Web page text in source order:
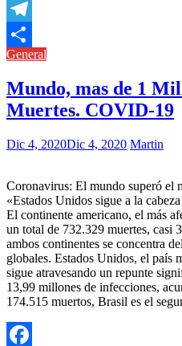
Copy
Link
Telegram
Compartir
General
Mundo, mas de 1
Muertes. COVID-19
Dic 4, 2020Dic 4, 2020 Martin
Coronavirus: El mundo superó el
«Estados Unidos sigue a la
El continente americano, el más
un total de 732.329 muertes, casi
ambos continentes se concentra
globales. Estados Unidos, el país
sigue atravesando un repunte
13,99 millones de infecciones,
174.515 muertos, Brasil es el